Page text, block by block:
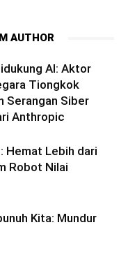
AUTHOR
AI: Aktor
Tiongkok
Serangan Siber
Anthropic
Hemat Lebih dari
Robot Nilai
Kita: Mundur